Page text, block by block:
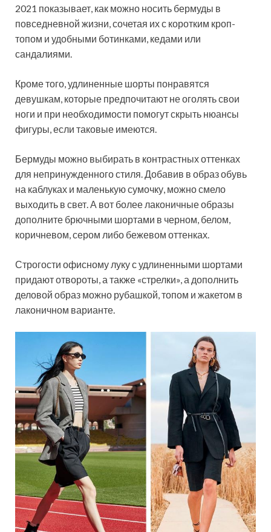
2021 показывает, как можно носить бермуды в
повседневной жизни, сочетая их с коротким кроп-
топом и удобными ботинками, кедами или
сандалиями.
Кроме того, удлиненные шорты понравятся
девушкам, которые предпочитают не оголять свои
ноги и при необходимости помогут скрыть нюансы
фигуры, если таковые имеются.
Бермуды можно выбирать в контрастных оттенках
для непринужденного стиля. Добавив в образ обувь
на каблуках и маленькую сумочку, можно смело
выходить в свет. А вот более лаконичные образы
дополните брючными шортами в черном, белом,
коричневом, сером либо бежевом оттенках.
Строгости офисному луку с удлиненными шортами
придают отвороты, а также «стрелки», а дополнить
деловой образ можно рубашкой, топом и жакетом в
лаконичном варианте.